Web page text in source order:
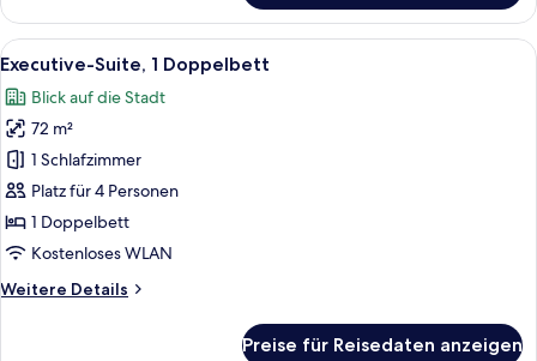
Suite,
1 King-
Bett,
Alle
Fotos
für
Executive-
Suite,
1
Doppelbett
anzeigen
Ein Hotelzimmer mit zwei Betten,
8
Executive-Suite, 1 Doppelbett
Blick auf die Stadt
72 m²
1 Schlafzimmer
Platz für 4 Personen
1 Doppelbett
Kostenloses WLAN
Weitere Details
Weitere
Preise für Reisedaten anzeigen